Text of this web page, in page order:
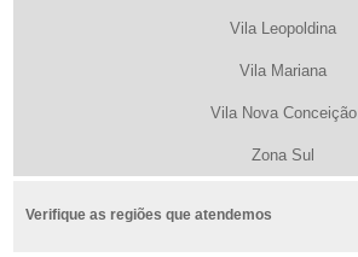
Vila Leopoldina
Vila Mariana
Vila Nova Conceição
Zona Sul
Verifique as regiões que atendemos